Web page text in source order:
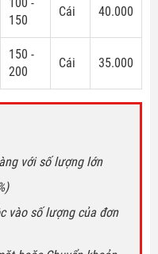
150
Cái 40.000
150 -
200
Cái 35.000
với số lượng lớn
vào số lượng của đơn